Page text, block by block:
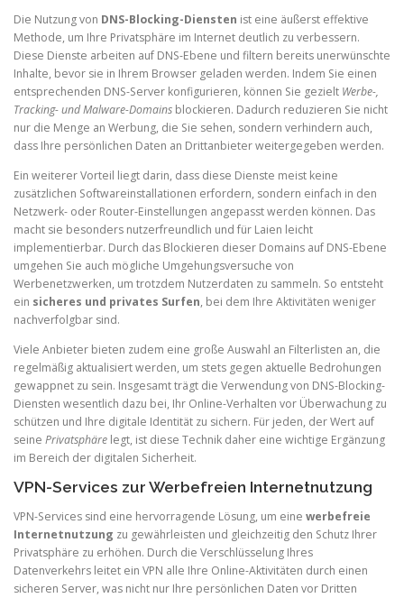
Die Nutzung von DNS-Blocking-Diensten ist eine äußerst effektive
Methode, um Ihre Privatsphäre im Internet deutlich zu verbessern.
Diese Dienste arbeiten auf DNS-Ebene und filtern bereits unerwünschte
Inhalte, bevor sie in Ihrem Browser geladen werden. Indem Sie einen
entsprechenden DNS-Server konfigurieren, können Sie gezielt Werbe-,
Tracking- und Malware-Domains blockieren. Dadurch reduzieren Sie nicht
nur die Menge an Werbung, die Sie sehen, sondern verhindern auch,
dass Ihre persönlichen Daten an Drittanbieter weitergegeben werden.
Ein weiterer Vorteil liegt darin, dass diese Dienste meist keine
zusätzlichen Softwareinstallationen erfordern, sondern einfach in den
Netzwerk- oder Router-Einstellungen angepasst werden können. Das
macht sie besonders nutzerfreundlich und für Laien leicht
implementierbar. Durch das Blockieren dieser Domains auf DNS-Ebene
umgehen Sie auch mögliche Umgehungsversuche von
Werbenetzwerken, um trotzdem Nutzerdaten zu sammeln. So entsteht
ein sicheres und privates Surfen, bei dem Ihre Aktivitäten weniger
nachverfolgbar sind.
Viele Anbieter bieten zudem eine große Auswahl an Filterlisten an, die
regelmäßig aktualisiert werden, um stets gegen aktuelle Bedrohungen
gewappnet zu sein. Insgesamt trägt die Verwendung von DNS-Blocking-
Diensten wesentlich dazu bei, Ihr Online-Verhalten vor Überwachung zu
schützen und Ihre digitale Identität zu sichern. Für jeden, der Wert auf
seine Privatsphäre legt, ist diese Technik daher eine wichtige Ergänzung
im Bereich der digitalen Sicherheit.
VPN-Services zur Werbefreien Internetnutzung
VPN-Services sind eine hervorragende Lösung, um eine werbefreie
Internetnutzung zu gewährleisten und gleichzeitig den Schutz Ihrer
Privatsphäre zu erhöhen. Durch die Verschlüsselung Ihres
Datenverkehrs leitet ein VPN alle Ihre Online-Aktivitäten durch einen
sicheren Server, was nicht nur Ihre persönlichen Daten vor Dritten